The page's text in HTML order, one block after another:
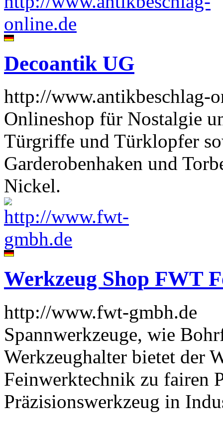
Decoantik UG
http://www.antikbeschlag-
Onlineshop für Nostalgie
Türgriffe und Türklopfer
Garderobenhaken und
Nickel.
Werkzeug Shop FWT
http://www.fwt-gmbh.de
Spannwerkzeuge, wie
Werkzeughalter bietet der
Feinwerktechnik zu fairen
Präzisionswerkzeug in